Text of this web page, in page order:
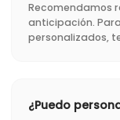
Recomendamos
anticipación.
personalizados,
¿Puedo